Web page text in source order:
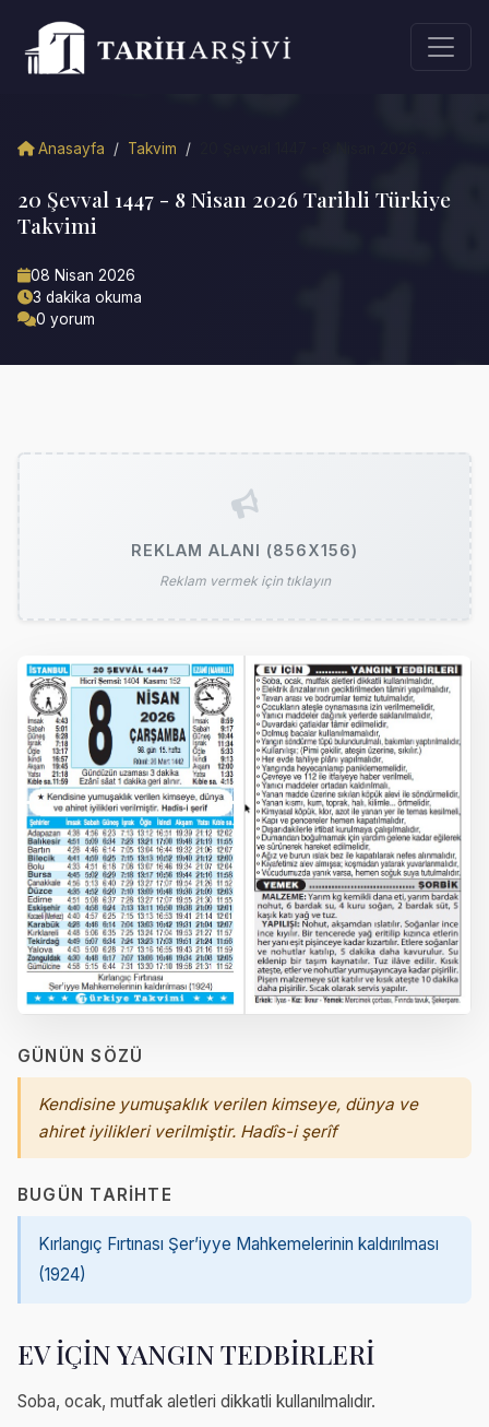
Anasayfa / Takvim /
20 Şevval 1447 - 8 Nisan 2026 Tarihli Türkiye
Takvimi
08 Nisan 2026
3 dakika okuma
0 yorum
REKLAM ALANI (856X156)
Reklam vermek için tıklayın
GÜNÜN SÖZÜ
Kendisine yumuşaklık verilen kimseye, dünya ve
ahiret iyilikleri verilmiştir. Hadîs-i şerîf
BUGÜN TARIHTE
Kırlangıç Fırtınası Şer’iyye Mahkemelerinin kaldırılması
(1924)
EV İÇİN YANGIN TEDBİRLERİ
Soba, ocak, mutfak aletleri dikkatli kullanılmalıdır.